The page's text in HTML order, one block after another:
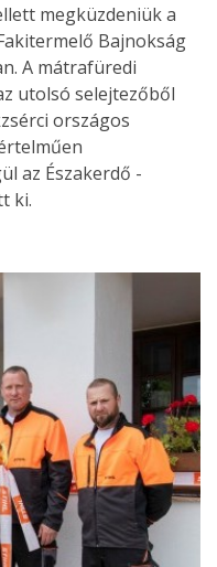
megküzdeniük a
Bajnokság
A mátrafüredi
utolsó selejtezőből
országos
az Északerdő -
ki.